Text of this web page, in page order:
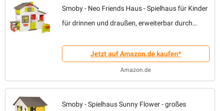
Smoby - Neo Friends Haus - Spielhaus für Kinder
für drinnen und draußen, erweiterbar durch
ab 3 JahrenJetzt auf Amazon.de kaufen*
Amazon.de
Smoby - Spielhaus Sunny Flower - großes